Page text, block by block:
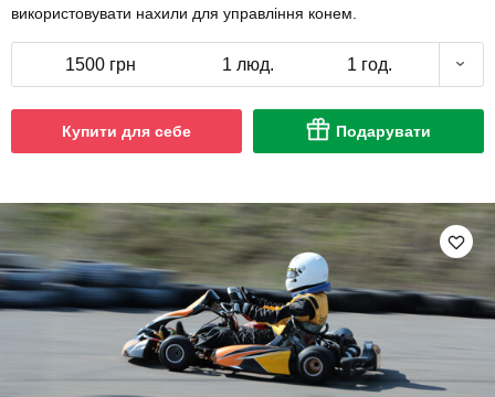
використовувати нахили для управління конем.
1500 грн 1 люд. 1 год.
Купити для себе Подарувати